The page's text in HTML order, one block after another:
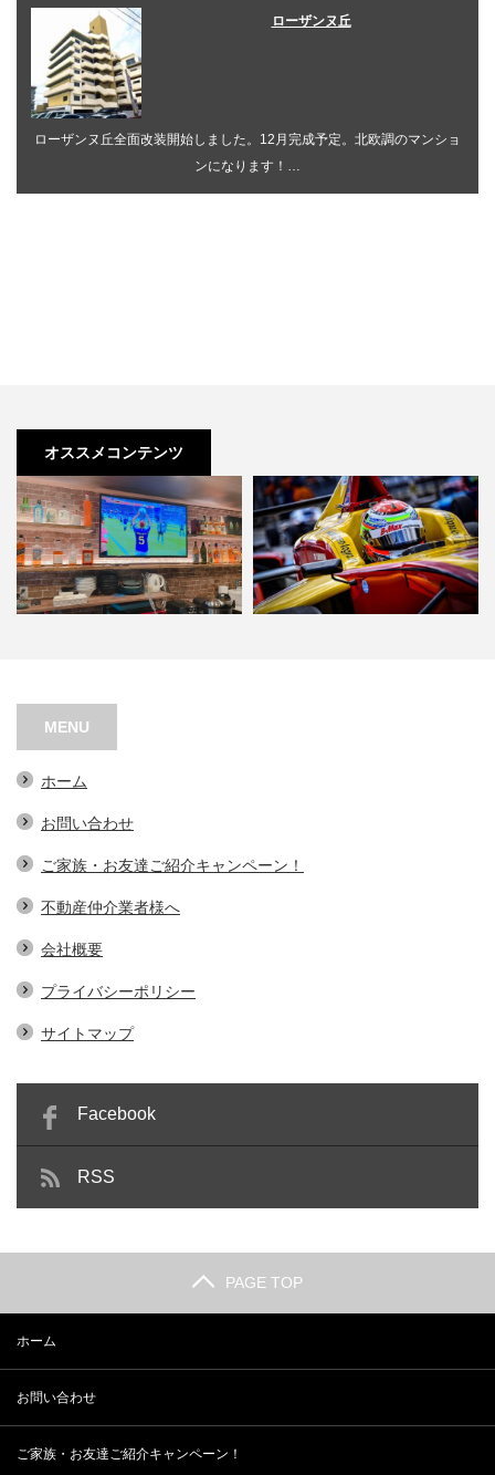
ローザンヌ丘
ローザンヌ丘全面改装開始しました。12月完成予定。北欧調のマンショ
ンになります！…
オススメコンテンツ
ＡＳＧＬ BAR
MENU
ホーム
お問い合わせ
ご家族・お友達ご紹介キャンペーン！
不動産仲介業者様へ
会社概要
プライバシーポリシー
サイトマップ
Facebook
RSS
PAGE TOP
ホーム
お問い合わせ
ご家族・お友達ご紹介キャンペーン！